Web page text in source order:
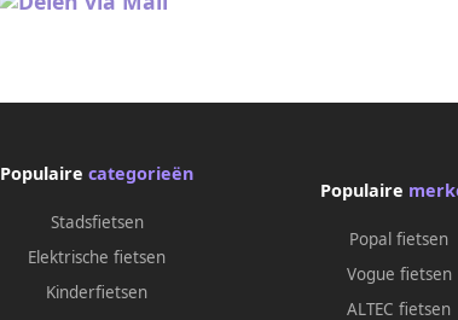
Populairecategorieën
Stadsfietsen
Elektrische fietsen
Kinderfietsen
Populaire
Popal fietsen
Vogue fietsen
ALTEC fietsen